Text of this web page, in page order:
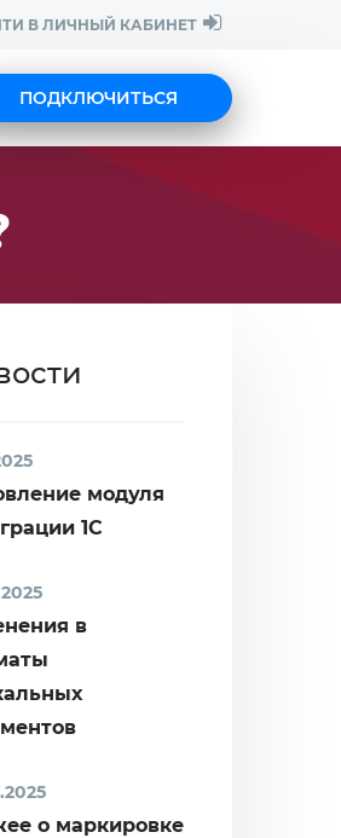
В ЛИЧНЫЙ КАБИНЕТ
ПОДКЛЮЧИТЬСЯ
модуля
1С
в
о маркировке